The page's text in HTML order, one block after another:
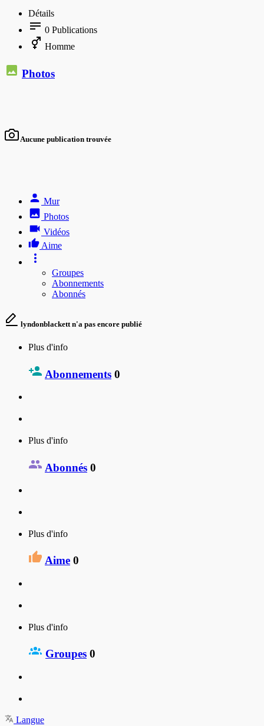
Détails
0 Publications
Homme
Photos
Aucune publication trouvée
Mur
Photos
Vidéos
Aime
Groupes
Abonnements
Abonnés
lyndonblackett n'a pas encore publié
Plus d'info
Abonnements 0
Plus d'info
Abonnés 0
Plus d'info
Aime 0
Plus d'info
Groupes 0
Langue